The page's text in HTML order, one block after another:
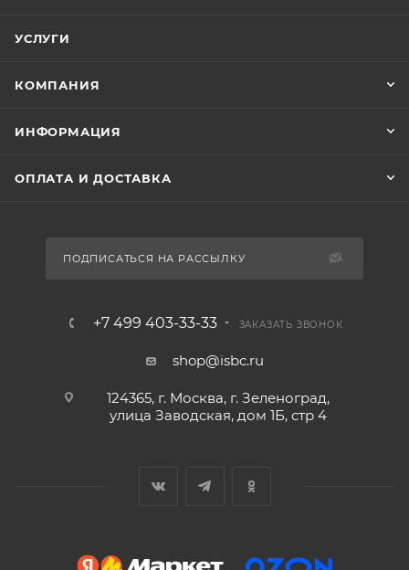
УСЛУГИ
КОМПАНИЯ
ИНФОРМАЦИЯ
ОПЛАТА И ДОСТАВКА
ПОДПИСАТЬСЯ НА РАССЫЛКУ
+7 499 403-33-33 ЗАКАЗАТЬ ЗВОНОК
shop@isbc.ru
124365, г. Москва, г. Зеленоград,
улица Заводская, дом 1Б, стр 4